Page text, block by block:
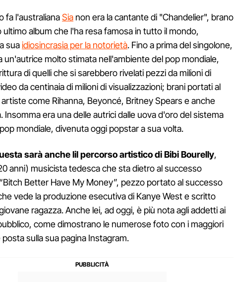
fa l'australianaSia non era la cantante di "Chandelier", brano
album che l'ha resa famosa in tutto il mondo,
suaidiosincrasia per la notorietà. Fino a prima del singolone,
un'autrice molto stimata nell'ambiente del pop mondiale,
di quelli che si sarebbero rivelati pezzi da milioni di
da centinaia di milioni di visualizzazioni; brani portati al
come Rihanna, Beyoncé, Britney Spears e anche
Insomma era una delle autrici dalle uova d'oro del sistema
mondiale, divenuta oggi popstar a sua volta.
sarà anche lil percorso artistico di Bibi Bourelly,
anni) musicista tedesca che sta dietro al successo
Better Have My Money”, pezzo portato al successo
vede la produzione esecutiva di Kanye West e scritto
ragazza. Anche lei, ad oggi, è più nota agli addetti ai
come dimostrano le numerose foto con i maggiori
sulla sua pagina Instagram.